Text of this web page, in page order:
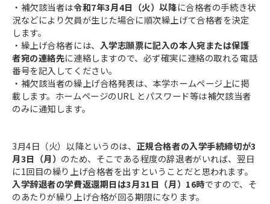
・補欠該当者は令和7年3月4日（火）以降に合格者の手続き状
況などにより欠員が生じた場合に順次繰上げて合格者を決定
します。
・繰上げ合格者には、 入学志願票に記入の本人宛または保護
者宛の連絡先に連絡しますので、必ず確実に連絡の取れる電話
番号を記入してください。
・補欠該当者の繰上げ合格発表は、本学ホームページ上に掲
載します。ホームページのURL とパスワード等は補欠該当者
のみに通知します。
3月4日（火）以降というのは、 正規合格者の入学手続締切が3
月3日（月） のため、そこである程度の辞退者がいれば、翌日
に1回目の繰り上げ合格者を出すということだと思われます。
入学辞退者の学費返還期日は3月31日（月）16時ですので、そ
のあたりが繰り上げ合格が回る期限になります。